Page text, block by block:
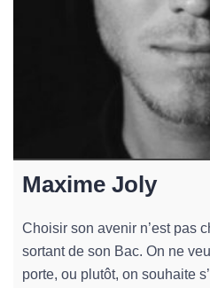
Maxime Joly
Choisir son avenir n’est pas
sortant de son Bac. On ne
porte, ou plutôt, on souhaite